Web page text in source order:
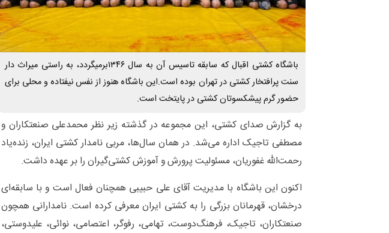
باشگاه کشتی اقبال که سابقه تاسیس آن به سال ۱۳۴۶برمیگردد، به راستی میراث دار
سنت پرافتخار کشتی در تهران بوده است.این باشگاه هنوز از نفس نیفتاده و محلی برای
حضور گرم پیشکسوتان کشتی در پایتخت است.
به گزارش صدای کشتی، این مجموعه در گذشته زیر نظر محمدعلی صنعتکاران و
مصطفی تاجیک اداره می‌شد. در همان سال‌ها، مربی نامدار کشتی ایران، زنده‌یاد
رحمت‌الله غفوریان، مسئولیت پرورش و آموزش کشتی‌گیران را بر عهده داشت.
اکنون این باشگاه با مدیریت آقای علی حبیبی همچنان فعال است و با سابقه‌ای
درخشان، قهرمانان بزرگی را به کشتی ایران معرفی کرده است. نامدارانی همچون
صنعتکاران، تاجیک، فرهنگ‌دوست، تهامی، رفوگر، اعتصامی، نوائی، علیدوستی،